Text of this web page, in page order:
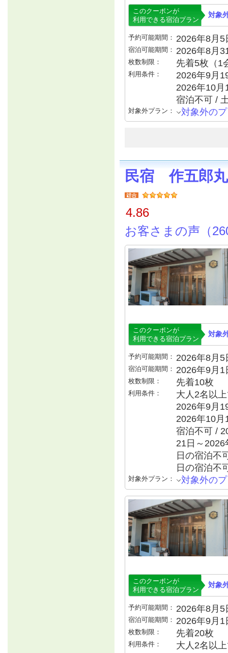
このクーポンが
利用できる宿泊プラン
対象
予約可能期間： 2026年8月
宿泊可能期間： 2026年8月
枚数制限： 先着5枚（1
利用条件：
2026年9月
2026年10
宿泊不可 /
対象外プラン： 対象外の
民宿 作五郎丸
4.86
お客さまの声（
このクーポンが
利用できる宿泊プラン
対象
予約可能期間： 2026年8月
宿泊可能期間： 2026年9月
枚数制限： 先着10枚
利用条件：
大人2名以
2026年9月
2026年10
宿泊不可 /
21日～
日の宿泊不
日の宿泊不
対象外プラン： 対象外の
このクーポンが
利用できる宿泊プラン
対象
予約可能期間： 2026年8月
宿泊可能期間： 2026年9月
枚数制限： 先着20枚
利用条件：
大人2名以